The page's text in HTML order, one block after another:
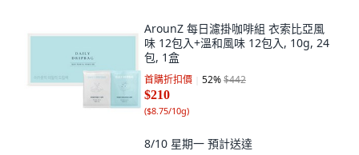
ArounZ 每日濾掛咖啡組 衣索比亞風
味 12包入+溫和風味 12包入, 10g, 24
包, 1盒
首購折扣價 52%$442
$210
($8.75/10g)
8/10 星期一 預計送達